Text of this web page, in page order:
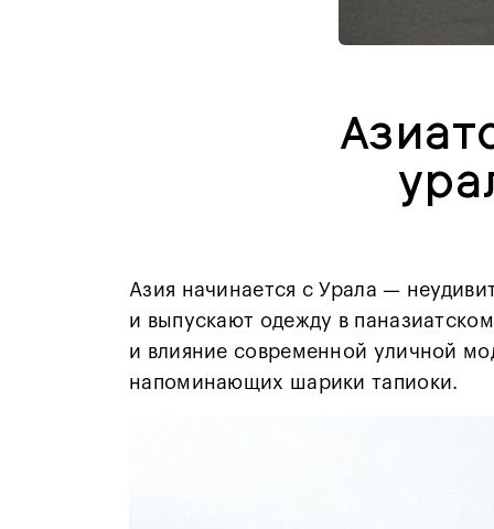
Азия начинается с Урала —
и выпускают одежду в
и влияние современной уличной
напоминающих шарики тапиоки.